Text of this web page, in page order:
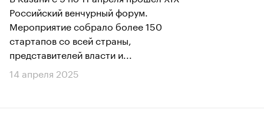
Российский венчурный форум.
Мероприятие собрало более 150
стартапов со всей страны,
представителей власти и...
14 апреля 2025